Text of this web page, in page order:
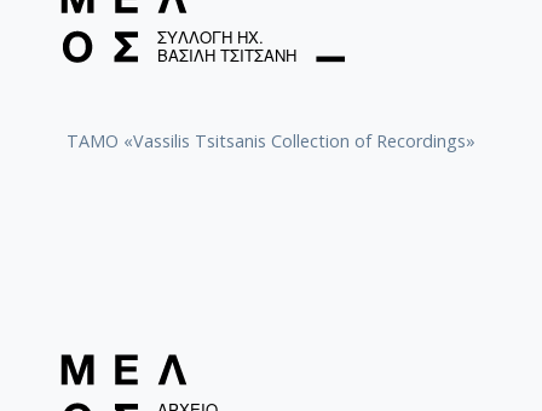
TAMO «Vassilis Tsitsanis Collection of Recordings»